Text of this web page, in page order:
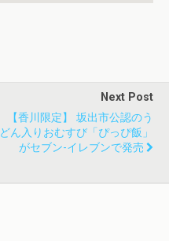
Next Post
【香川限定】 坂出市公認のう
どん入りおむすび「ぴっぴ飯」
がセブン-イレブンで発売